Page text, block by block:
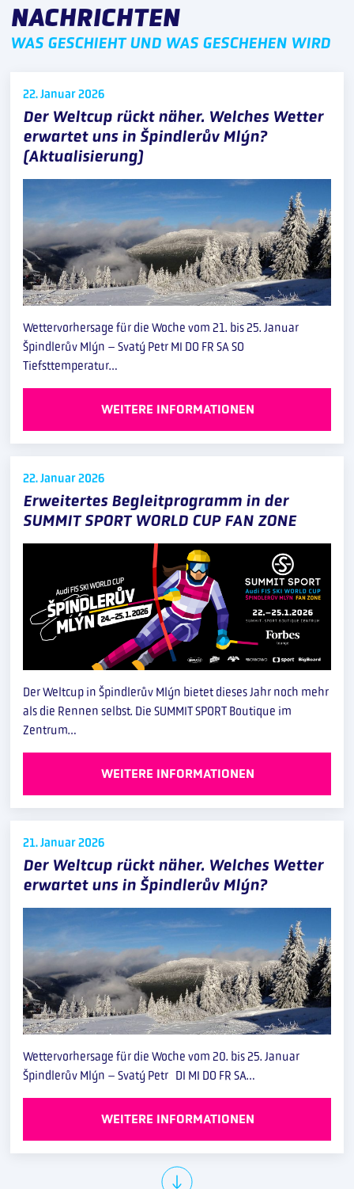
NACHRICHTEN
WAS GESCHIEHT UND WAS GESCHEHEN WIRD
22. Januar2026
Der Weltcup rückt näher. Welches Wetter
erwartet uns in Špindlerův Mlýn?
(Aktualisierung)
Wettervorhersage für die Woche vom 21. bis 25. Januar
Špindlerův Mlýn – Svatý Petr MI DO FR SA SO
Tiefsttemperatur…
WEITERE INFORMATIONEN
22. Januar2026
Erweitertes Begleitprogramm in der
SUMMIT SPORT WORLD CUP FAN ZONE
Der Weltcup in Špindlerův Mlýn bietet dieses Jahr noch mehr
als die Rennen selbst. Die SUMMIT SPORT Boutique im
Zentrum…
WEITERE INFORMATIONEN
21. Januar2026
Der Weltcup rückt näher. Welches Wetter
erwartet uns in Špindlerův Mlýn?
Wettervorhersage für die Woche vom 20. bis 25. Januar
Špindlerův Mlýn – Svatý Petr DI MI DO FR SA…
WEITERE INFORMATIONEN